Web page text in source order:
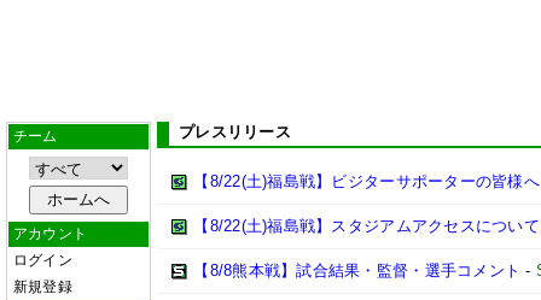
チーム
アカウント
ログイン
新規登録
プレスリリース
【8/22(土)福島戦】ビジターサポーターの皆様へ
【8/22(土)福島戦】スタジアムアクセスについて
【8/8熊本戦】試合結果・監督・選手コメント -